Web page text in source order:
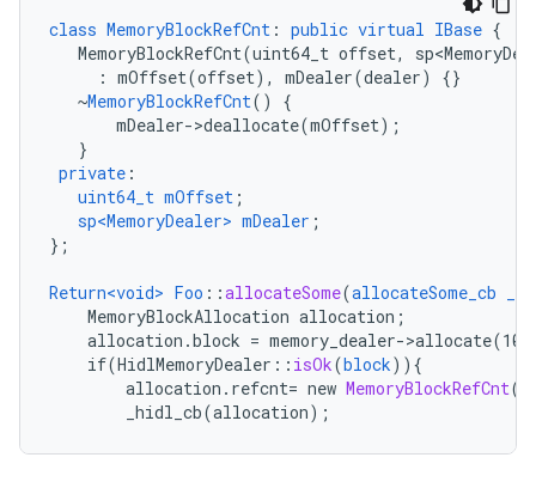
class MemoryBlockRefCnt : public virtual IBase {
MemoryBlockRefCnt(uint64_t offset,
: mOffset(offset), mDealer(dealer) {}
~MemoryBlockRefCnt()
{
mDealer->deallocate(mOffset) ;
}
private :
uint64_t mOffset ;
sp<MemoryDealer> mDealer ;
} ;
Return<void> Foo ::allocateSome(allocateSome_cb
MemoryBlockAllocation allocation ;
allocation.block = memory_dealer-
if(HidlMemoryDealer : : isOk(block)) {
allocation . refcnt= new MemoryBlockRefCnt(
_hidl_cb(allocation) ;